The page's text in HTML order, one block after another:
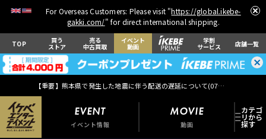
For Overseas Customers: Please visit "https://global.ikebe-
gakki.com/" for direct international shipping.
TOP 買う
ストア
売る
中古買取
イベント
動画
学割
サービス 店舗一覧
【重要】熊本県で発生した地震に伴う配送の遅延について(07月29日
EVENT
イベント情報
MOVIE
動画